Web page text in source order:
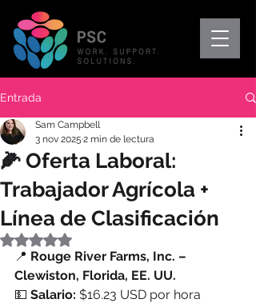
Entrada
🌽 Oferta Laboral:
Trabajador Agrícola +
Línea de Clasificación
Sam Campbell
3 nov 2025 2 min de lectura
Obtuvo NaN de 5 estrellas.
📍 Rouge River Farms, Inc. –
Clewiston, Florida, EE. UU.
💵 Salario: $16.23 USD por hora